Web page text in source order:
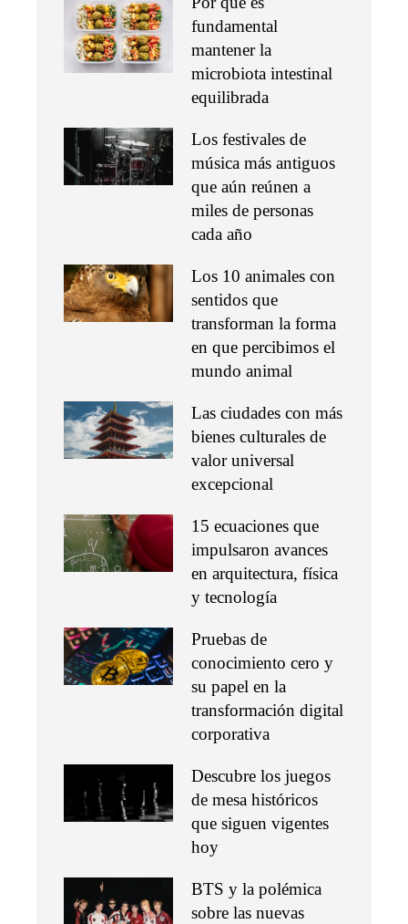
fundamental
mantener la
microbiota intestinal
equilibrada
Los festivales de
música más antiguos
que aún reúnen a
miles de personas
cada año
Los 10 animales con
sentidos que
transforman la forma
en que percibimos el
mundo animal
Las ciudades con más
bienes culturales de
valor universal
excepcional
15 ecuaciones que
impulsaron avances
en arquitectura, física
y tecnología
Pruebas de
conocimiento cero y
su papel en la
transformación digital
corporativa
Descubre los juegos
de mesa históricos
que siguen vigentes
hoy
BTS y la polémica
sobre las nuevas